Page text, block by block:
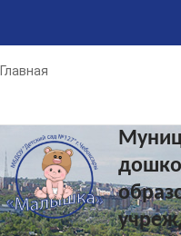
Главная